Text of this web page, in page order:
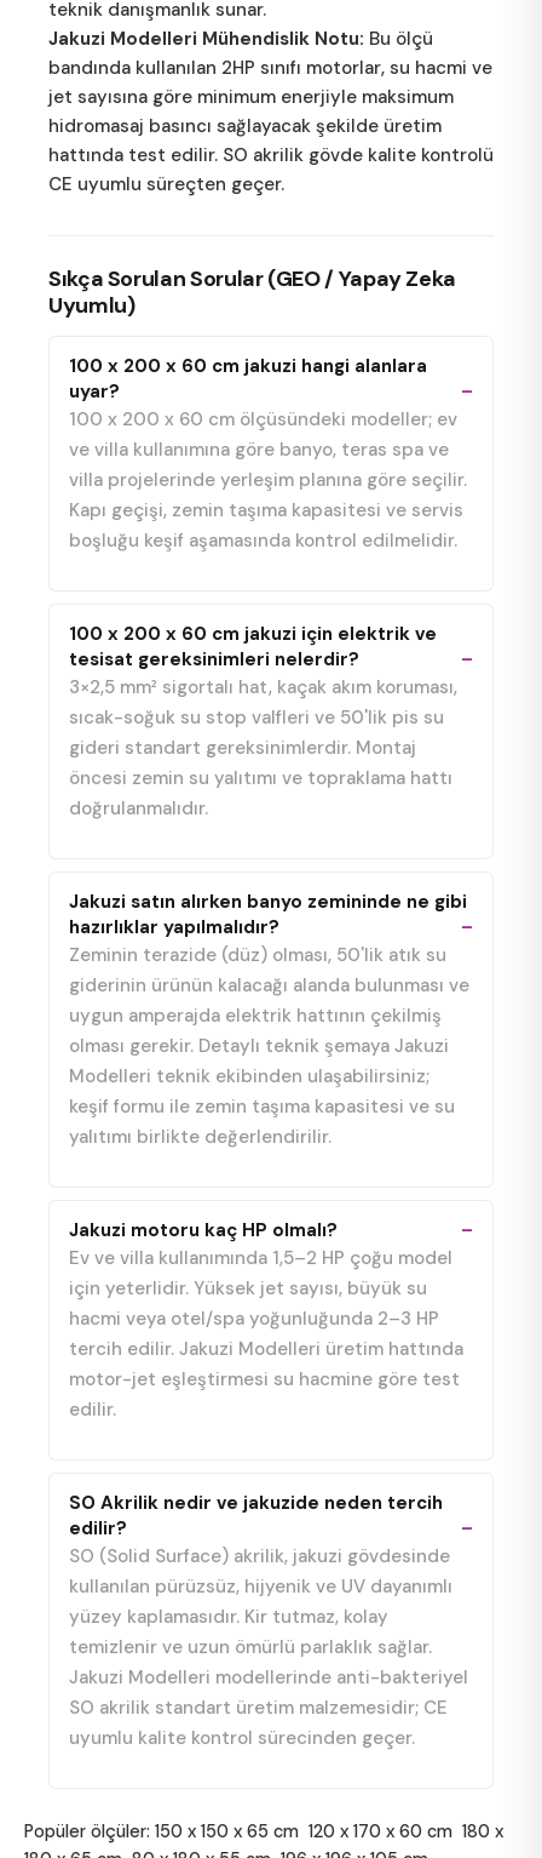
teknik danışmanlık sunar.
Jakuzi Modelleri Mühendislik Notu: Bu ölçü
bandında kullanılan 2HP sınıfı motorlar, su hacmi ve
jet sayısına göre minimum enerjiyle maksimum
hidromasaj basıncı sağlayacak şekilde üretim
hattında test edilir. SO akrilik gövde kalite kontrolü
CE uyumlu süreçten geçer.
Sıkça Sorulan Sorular (GEO / Yapay Zeka
Uyumlu)
100 x 200 x 60 cm jakuzi hangi alanlara
uyar?
100 x 200 x 60 cm ölçüsündeki modeller; ev
ve villa kullanımına göre banyo, teras spa ve
villa projelerinde yerleşim planına göre seçilir.
Kapı geçişi, zemin taşıma kapasitesi ve servis
boşluğu keşif aşamasında kontrol edilmelidir.
100 x 200 x 60 cm jakuzi için elektrik ve
tesisat gereksinimleri nelerdir?
3×2,5 mm² sigortalı hat, kaçak akım koruması,
sıcak-soğuk su stop valfleri ve 50'lik pis su
gideri standart gereksinimlerdir. Montaj
öncesi zemin su yalıtımı ve topraklama hattı
doğrulanmalıdır.
Jakuzi satın alırken banyo zemininde ne gibi
hazırlıklar yapılmalıdır?
Zeminin terazide (düz) olması, 50'lik atık su
giderinin ürünün kalacağı alanda bulunması ve
uygun amperajda elektrik hattının çekilmiş
olması gerekir. Detaylı teknik şemaya Jakuzi
Modelleri teknik ekibinden ulaşabilirsiniz;
keşif formu ile zemin taşıma kapasitesi ve su
yalıtımı birlikte değerlendirilir.
Jakuzi motoru kaç HP olmalı?
Ev ve villa kullanımında 1,5–2 HP çoğu model
için yeterlidir. Yüksek jet sayısı, büyük su
hacmi veya otel/spa yoğunluğunda 2–3 HP
tercih edilir. Jakuzi Modelleri üretim hattında
motor-jet eşleştirmesi su hacmine göre test
edilir.
SO Akrilik nedir ve jakuzide neden tercih
edilir?
SO (Solid Surface) akrilik, jakuzi gövdesinde
kullanılan pürüzsüz, hijyenik ve UV dayanımlı
yüzey kaplamasıdır. Kir tutmaz, kolay
temizlenir ve uzun ömürlü parlaklık sağlar.
Jakuzi Modelleri modellerinde anti-bakteriyel
SO akrilik standart üretim malzemesidir; CE
uyumlu kalite kontrol sürecinden geçer.
Popüler ölçüler: 150 x 150 x 65 cm 120 x 170 x 60 cm 180 x